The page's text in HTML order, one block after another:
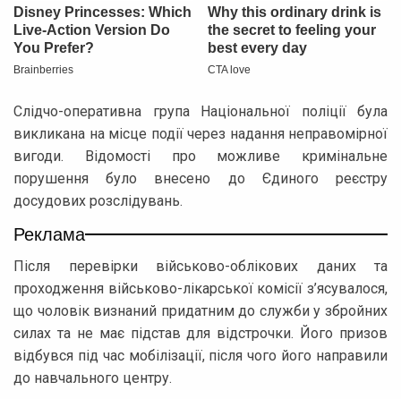
Слідчо-оперативна група Національної поліції була
викликана на місце події через надання неправомірної
вигоди. Відомості про можливе кримінальне
порушення було внесено до Єдиного реєстру
досудових розслідувань.
Реклама
Після перевірки військово-облікових даних та
проходження військово-лікарської комісії з’ясувалося,
що чоловік визнаний придатним до служби у збройних
силах та не має підстав для відстрочки. Його призов
відбувся під час мобілізації, після чого його направили
до навчального центру.